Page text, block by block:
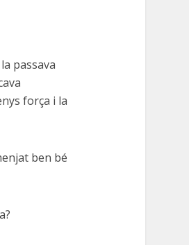
passava
força i la
ben bé